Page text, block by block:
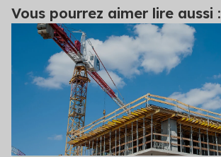
Vous pourrez aimer lire aussi :